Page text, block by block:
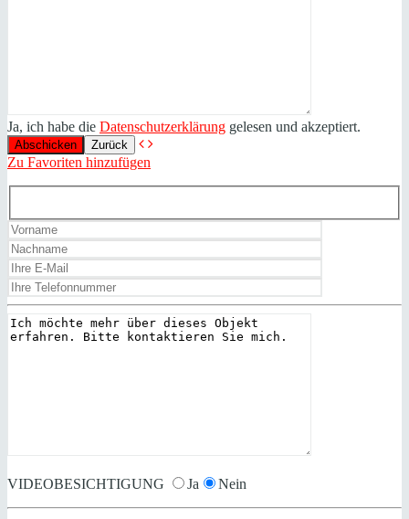
Ja, ich habe die Datenschutzerklärung gelesen und akzeptiert.
Zurück
Zu Favoriten hinzufügen
VIDEOBESICHTIGUNG Ja Nein